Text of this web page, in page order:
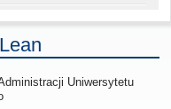
Uniwersytetu